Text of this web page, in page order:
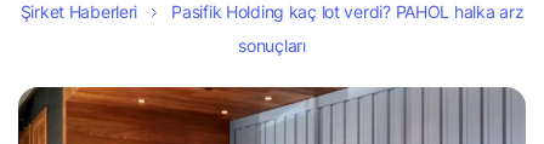
Şirket Haberleri
Pasifik Holding kaç lot verdi? PAHOL halka arz
sonuçları